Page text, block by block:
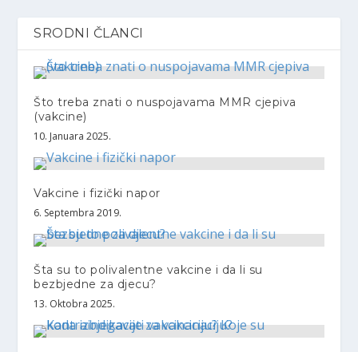
SRODNI ČLANCI
Što treba znati o nuspojavama MMR cjepiva
(vakcine)
10. Januara 2025.
Vakcine i fizički napor
6. Septembra 2019.
Šta su to polivalentne vakcine i da li su
bezbjedne za djecu?
13. Oktobra 2025.